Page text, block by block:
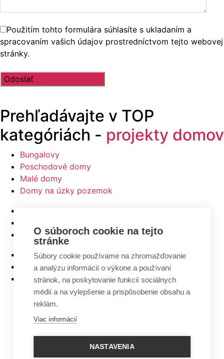
Použitím tohto formulára súhlasíte s ukladaním a
spracovaním vašich údajov prostredníctvom tejto webovej
stránky.
Prehľadávajte v TOP
kategóriách - projekty domov
Bungalovy
Poschodové domy
Malé domy
Domy na úzky pozemok
Najlacnejšie domy z ponuky
Bungalovy s rovnou strechou
Bungalovy s garážou
Bungalovy s terasou
Bungalovy v tvare L
O súboroch cookie na tejto
stránke
Súbory cookie používame na zhromažďovanie
a analýzu informácií o výkone a používaní
stránok, na poskytovanie funkcií sociálnych
médií a na vylepšenie a prispôsobenie obsahu a
reklám.
Viac informácií
NASTAVENIA